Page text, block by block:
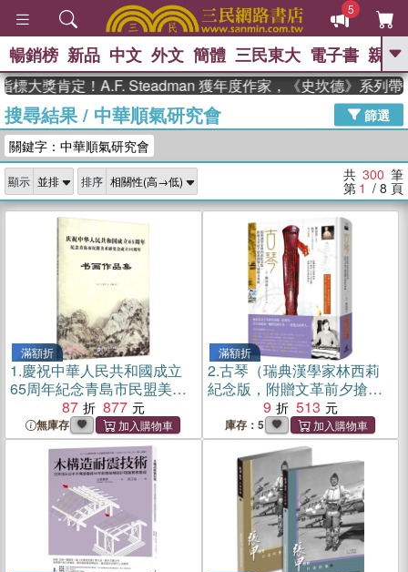
5
GO
熱搜： 東野圭吾 The Odyssey 、
父親節 、 如果歷史是一群喵 、 暑期
念華 、 台灣的李登輝時代 、 數學女
孩：黎曼猜想
偉大的迷走神經
暢銷榜 新品 中文 外文 簡體 三民東大 電子書 親子
肯定！A.F. Steadman 獲年度作家，《史坎德》系列帶你踏上
搜尋結果/ 中華順氣研究會
篩選
關鍵字：中華順氣研究會
顯示 排序 共 300 筆
第 1 / 8 頁
滿額折
1.慶祝中華人民共和國成立
65周年紀念青島市民盟美術
研究會成立35周年書畫作品
集（簡體書）
87 877
無庫存
滿額折
2.古琴（瑞典漢學家林西莉
紀念版，附贈文革前夕搶救
國寶大師餘音專輯）
9 513
庫存：5